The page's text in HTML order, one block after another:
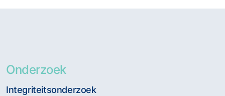
Onderzoek
Integriteitsonderzoek